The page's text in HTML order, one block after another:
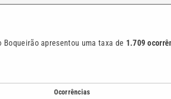
Boqueirão apresentou uma taxa de 1.709
Ocorrências